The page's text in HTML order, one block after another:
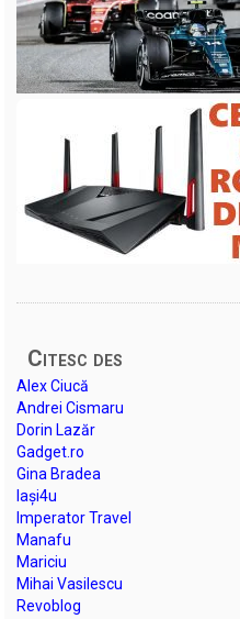
Citesc des
Alex Ciucă
Andrei Cismaru
Dorin Lazăr
Gadget.ro
Gina Bradea
Iași4u
Imperator Travel
Manafu
Mariciu
Mihai Vasilescu
Revoblog